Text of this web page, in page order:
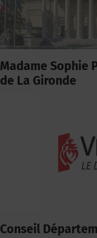
Madame Sophie
de La Gironde
Conseil